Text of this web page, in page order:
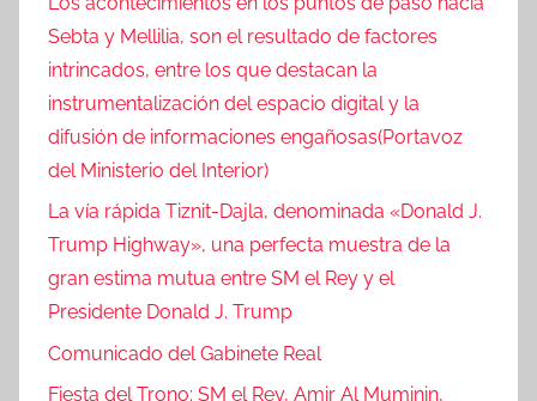
Sebta y Mellilia, son el resultado de factores
intrincados, entre los que destacan la
instrumentalización del espacio digital y la
difusión de informaciones engañosas(Portavoz
del Ministerio del Interior)
La vía rápida Tiznit-Dajla, denominada «Donald J.
Trump Highway», una perfecta muestra de la
gran estima mutua entre SM el Rey y el
Presidente Donald J. Trump
Comunicado del Gabinete Real
Fiesta del Trono: SM el Rey, Amir Al Muminin,